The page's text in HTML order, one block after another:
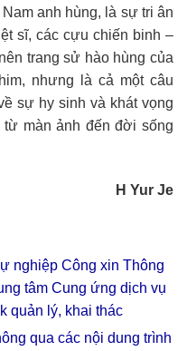
anh hùng, là sự tri ân
sĩ, các cựu chiến binh –
trang sử hào hùng của
nhưng là cả một câu
sự hy sinh và khát vọng
màn ảnh đến đời sống
H Yur Je
nghiệp Công xin Thông
tâm Cung ứng dịch vụ
quản lý, khai thác
qua các nội dung trình